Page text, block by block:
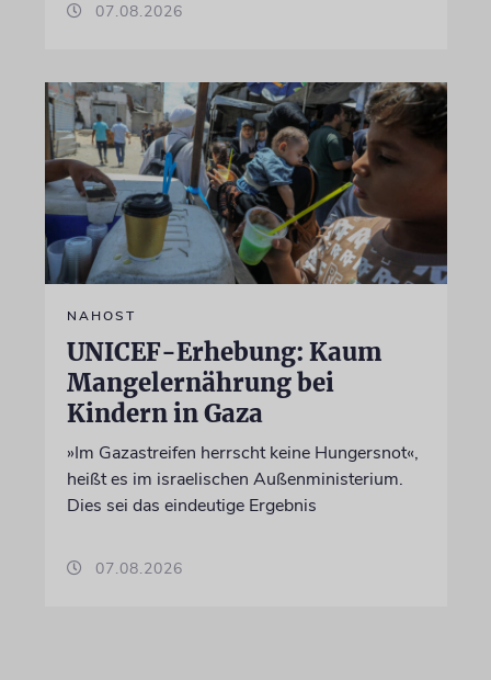
07.08.2026
NAHOST
UNICEF-Erhebung: Kaum
Mangelernährung bei
Kindern in Gaza
»Im Gazastreifen herrscht keine Hungersnot«,
heißt es im israelischen Außenministerium.
Dies sei das eindeutige Ergebnis
07.08.2026